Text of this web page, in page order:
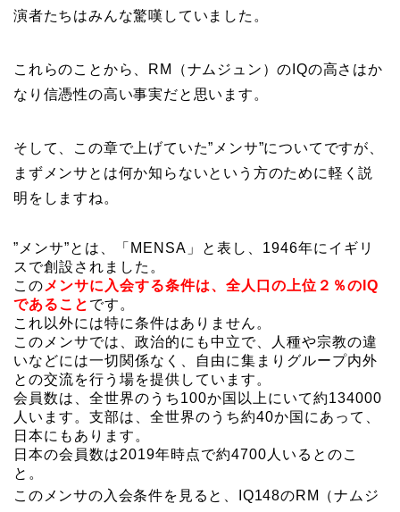
演者たちはみんな驚嘆していました。
これらのことから、RM（ナムジュン）のIQの高さはか
なり信憑性の高い事実だと思います。
そして、この章で上げていた”メンサ”についてですが、
まずメンサとは何か知らないという方のために軽く説
明をしますね。
”メンサ”とは、「MENSA」と表し、1946年にイギリ
スで創設されました。
この メンサに入会する条件は、全人口の上位２％のIQ
であること です。
これ以外には特に条件はありません。
このメンサでは、政治的にも中立で、人種や宗教の違
いなどには一切関係なく、自由に集まりグループ内外
との交流を行う場を提供しています。
会員数は、全世界のうち100か国以上にいて約134000
人います。支部は、全世界のうち約40か国にあって、
日本にもあります。
日本の会員数は2019年時点で約4700人いるとのこ
と。
このメンサの入会条件を見ると、IQ148のRM（ナムジ